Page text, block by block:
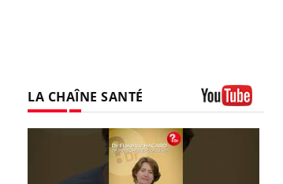
LA CHAÎNE SANTÉ